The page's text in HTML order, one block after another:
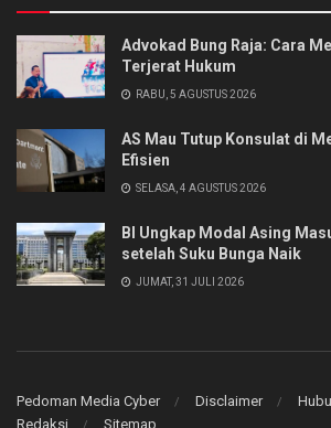
Advokad Bung Raja: Cara
Terjerat Hukum
RABU, 5 AGUSTUS 2026
AS Mau Tutup Konsulat di
Efisien
SELASA, 4 AGUSTUS 2026
BI Ungkap Modal Asing
setelah Suku Bunga Naik
JUMAT, 31 JULI 2026
Pedoman Media Cyber Disclaimer
Redaksi
Sitemap